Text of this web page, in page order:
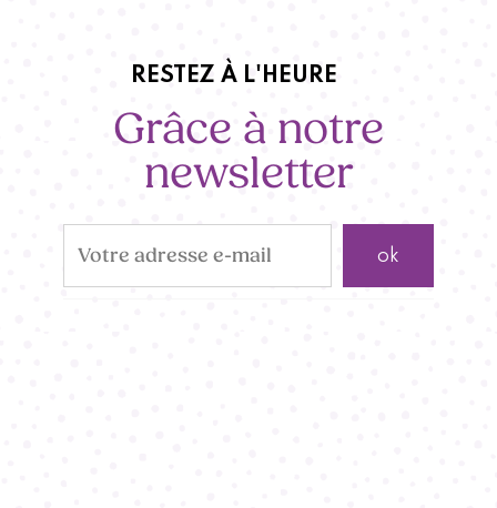
RESTEZ À L'HEURE
Grâce à notre
newsletter